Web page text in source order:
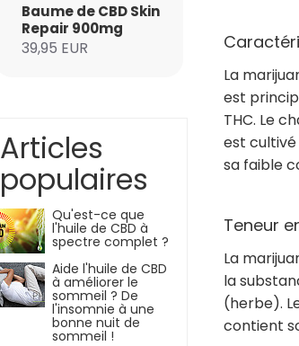
Baume de CBD Skin
Repair 900mg
39,95 EUR
Articles
populaires
Qu'est-ce que
l'huile de CBD à
spectre complet ?
Aide l'huile de CBD
à améliorer le
sommeil ? De
l'insomnie à une
bonne nuit de
sommeil !
La
est
THC. Le
est
sa faible
Teneur
La
la
(herbe).
contient